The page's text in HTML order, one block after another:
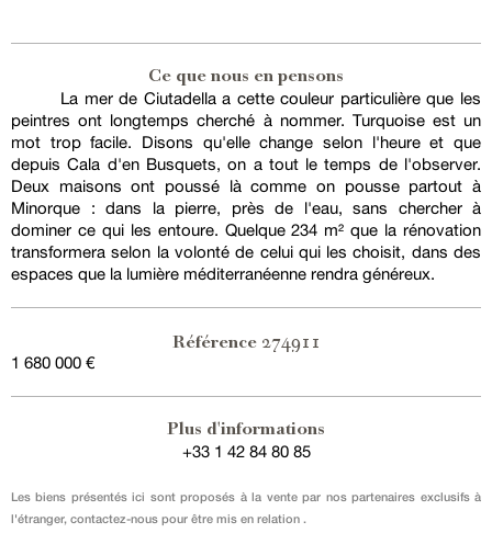
Ce que nous en pensons
La mer de Ciutadella a cette couleur particulière que les
peintres ont longtemps cherché à nommer. Turquoise est un
mot trop facile. Disons qu'elle change selon l'heure et que
depuis Cala d'en Busquets, on a tout le temps de l'observer.
Deux maisons ont poussé là comme on pousse partout à
Minorque : dans la pierre, près de l'eau, sans chercher à
dominer ce qui les entoure. Quelque 234 m² que la rénovation
transformera selon la volonté de celui qui les choisit, dans des
espaces que la lumière méditerranéenne rendra généreux.
Référence 274911
1 680 000 €
Plus d'informations
+33 1 42 84 80 85
Les biens présentés ici sont proposés à la vente par nos partenaires exclusifs à
l'étranger, contactez-nous pour être mis en relation .